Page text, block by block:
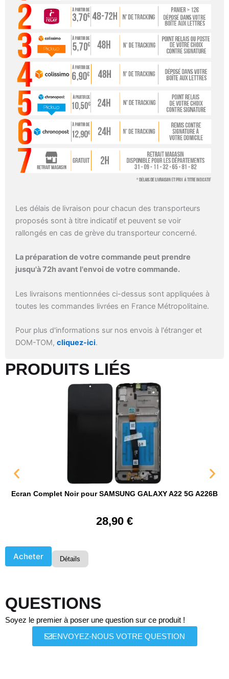
Les délais de livraison pour chacun des transporteurs
proposés sont à titre indicatif et peuvent se voir
rallongés en cas de grève du transporteur concerné.
La préparation de votre commande peut prendre
jusqu'à 72h avant l'envoi de votre commande.
Les livraisons mentionnées ci-dessus sont appliquées à
toutes les commandes livrées en France Métropolitaine.
Pour plus d'informations sur nos envois à l'étranger et
DOM-TOM, cliquez-ici.
PRODUITS LIÉS​
Ecran Complet Noir pour SAMSUNG GALAXY A22 5G A226B
28,90 €
Acheter Détails
QUESTIONS
Soyez le premier à poser une question sur ce produit !
ENVOYEZ-NOUS VOTRE QUESTION